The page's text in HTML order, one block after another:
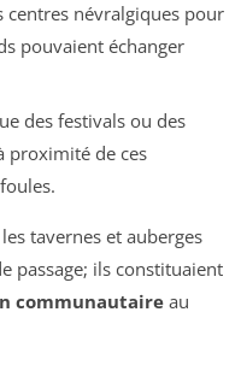
centres névralgiques pour
pouvaient échanger
des festivals ou des
proximité de ces
tavernes et auberges
passage; ils constituaient
communautaireau